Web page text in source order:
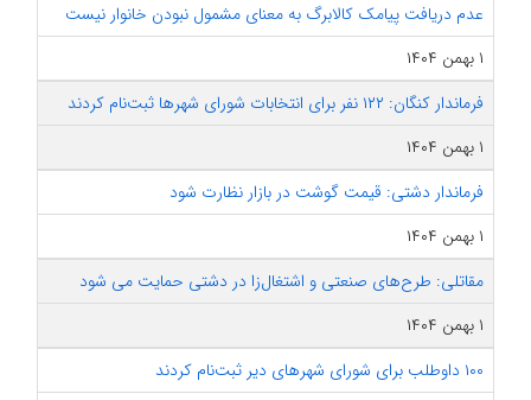
عدم دریافت پیامک کالابرگ به معنای مشمول نبودن خانوار نیست
۱ بهمن ۱۴۰۴
فرماندار کنگان: ۱۲۲ نفر برای انتخابات شورای شهرها ثبت‌نام کردند
۱ بهمن ۱۴۰۴
فرماندار دشتی: قیمت گوشت در بازار نظارت شود
۱ بهمن ۱۴۰۴
مقاتلی: طرح‌های صنعتی و اشتغال‌زا در دشتی حمایت می شود
۱ بهمن ۱۴۰۴
۱۰۰ داوطلب برای شورای شهرهای دیر ثبت‌نام کردند